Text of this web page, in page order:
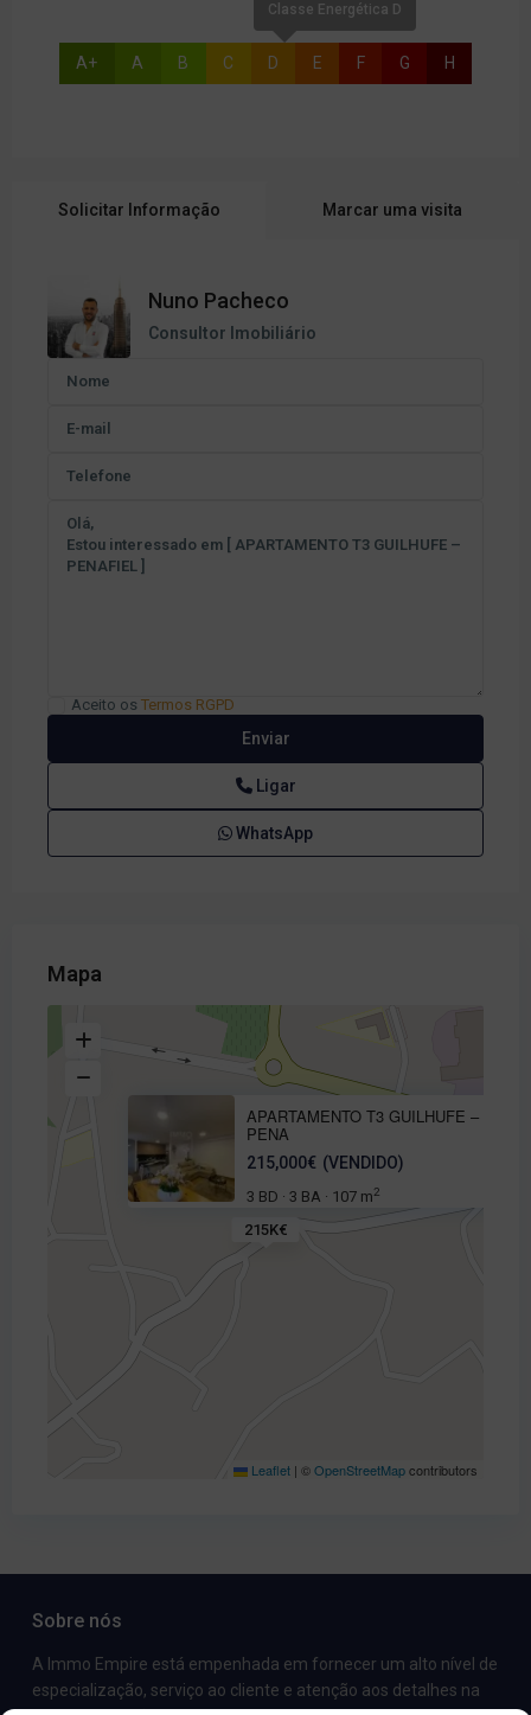
A+ A B C
Classe Energética D
D E F G H
Solicitar Informação Marcar uma visita
Nuno Pacheco
Consultor Imobiliário
Aceito os Termos RGPD
Ligar
WhatsApp
Mapa
215K€
APARTAMENTO T3 GUILHUFE –
PENA
215,000€ (VENDIDO)
3 BD · 3 BA · 107 m2
Leaflet | ©OpenStreetMapcontributors
Sobre nós
A Immo Empire está empenhada em fornecer um alto nível de
especialização, serviço ao cliente e atenção aos detalhes na